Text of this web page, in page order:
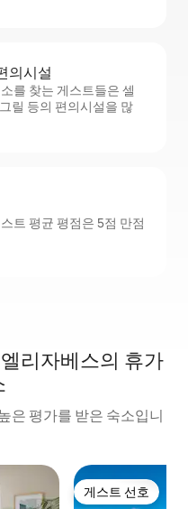
의시설
를 찾는 게스트들은 셀
릴 등의 편의시설을 많
트 평균 평점은 5점 만점
리자베스의 휴가
은 평가를 받은 숙소입니
게스트 선호
게스트 선호